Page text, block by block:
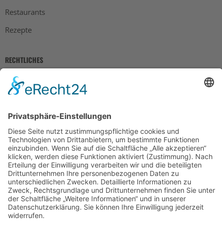
Restaurants
Rezepte
RECHTLICHES
Impressum
Datenschutz
AGB
Widerrufsbelehrung
Bankdaten